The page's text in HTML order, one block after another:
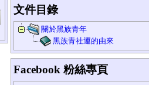
文件目錄
關於黑族青年
黑族青社運的由來
Facebook 粉絲專頁